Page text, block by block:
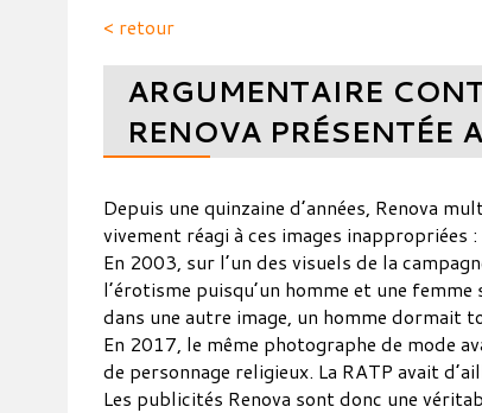
< retour
ARGUMENTAIRE
RENOVA
Depuis une quinzaine d’années, Renova
vivement réagi à ces images inappropriées :
En 2003, sur l’un des visuels de la
l’érotisme puisqu’un homme et une
dans une autre image, un homme dormait
En 2017, le même photographe de mode
de personnage religieux. La RATP avait
Les publicités Renova sont donc une